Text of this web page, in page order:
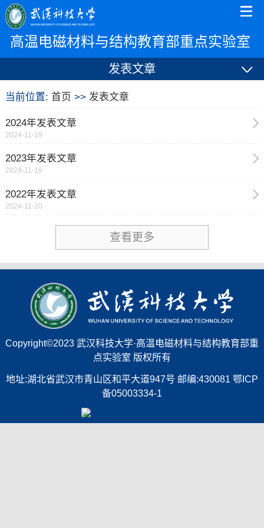
高温电磁材料与结构教育部重点实验室
发表文章
当前位置: 首页 >> 发表文章
2024年发表文章
2024-11-19
2023年发表文章
2024-11-19
2022年发表文章
2024-11-20
查看更多
Copyright©2023 武汉科技大学·高温电磁材料与结构教育部重
点实验室 版权所有
地址:湖北省武汉市青山区和平大道947号 邮编:430081 鄂ICP
备05003334-1